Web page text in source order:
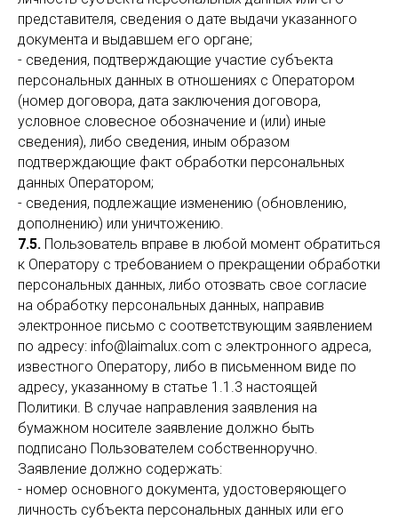
представителя, сведения о дате выдачи указанного
документа и выдавшем его органе;
- сведения, подтверждающие участие субъекта
персональных данных в отношениях с Оператором
(номер договора, дата заключения договора,
условное словесное обозначение и (или) иные
сведения), либо сведения, иным образом
подтверждающие факт обработки персональных
данных Оператором;
- сведения, подлежащие изменению (обновлению,
дополнению) или уничтожению.
7.5. Пользователь вправе в любой момент обратиться
к Оператору с требованием о прекращении обработки
персональных данных, либо отозвать свое согласие
на обработку персональных данных, направив
электронное письмо с соответствующим заявлением
по адресу: info@laimalux.com с электронного адреса,
известного Оператору, либо в письменном виде по
адресу, указанному в статье 1.1.3 настоящей
Политики. В случае направления заявления на
бумажном носителе заявление должно быть
подписано Пользователем собственноручно.
Заявление должно содержать:
- номер основного документа, удостоверяющего
личность субъекта персональных данных или его